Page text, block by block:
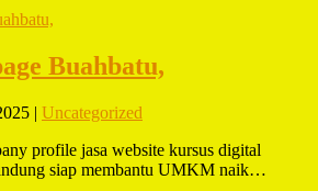
Buahbatu,
| Uncategorized
profile jasa website kursus digital
siap membantu UMKM naik…